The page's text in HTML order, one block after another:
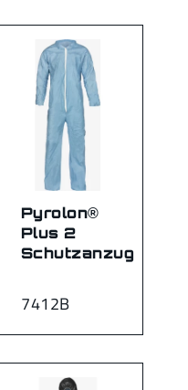
7412B
Pyrolon®
Plus 2
Schutzanzug